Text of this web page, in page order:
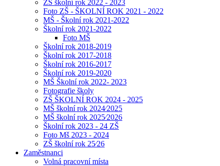
ZŠ školní rok 2022 - 2023
Foto ZŠ - ŠKOLNÍ ROK 2021 - 2022
MŠ - Školní rok 2021-2022
Školní rok 2021-2022
Foto MŠ
Školní rok 2018-2019
Školní rok 2017-2018
Školní rok 2016-2017
Školní rok 2019-2020
MŠ Školní rok 2022- 2023
Fotografie školy
ZŠ ŠKOLNÍ ROK 2024 - 2025
MŠ školní rok 2024⁄2025
MŠ školní rok 2025⁄2026
Školní rok 2023 - 24 ZŠ
Foto Mš 2023 - 2024
ZŠ školní rok 25⁄26
Zaměstnanci
Volná pracovní místa